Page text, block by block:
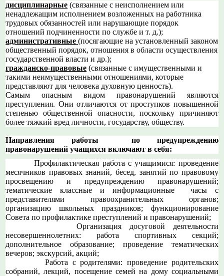
дисциплинарные (связанные с неисполнением или
ненадлежащим исполнением возложенных на работника
трудовых обязанностей или нарушающие порядок
отношений подчиненности по службе и т. д.);
административные (посягающие на установленный законом
общественный порядок, отношения в области осуществления
государственной власти и др.);
гражданско-правовые (связанные с имущественными и
такими неимущественными отношениями, которые
представляют для человека духовную ценность).
Самым опасным видом правонарушений являются
преступления. Они отличаются от проступков повышенной
степенью общественной опасности, поскольку причиняют
более тяжкий вред личности, государству, обществу.
Направления работы по предупреждению
правонарушений учащихся включают в себя:
Профилактическая работа с учащимися: проведение
месячников правовых знаний, бесед, занятий по правовому
просвещению и предупреждению правонарушений;
тематические классные и информационные часы с
представителями правоохранительных органов;
организацию школьных праздников; функционирование
Совета по профилактике преступлений и правонарушений;
Организация досуговой деятельности
несовершеннолетних: работа спортивных секций;
дополнительное образование; проведение тематических
вечеров; экскурсий, акций;
Работа с родителями: проведение родительских
собраний, лекций, посещение семей на дому социальными